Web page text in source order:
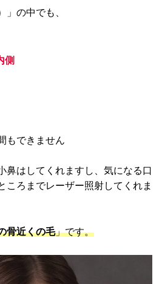
」の中でも、
側
もできません
鼻はしてくれますし、気になる口
ころまでレーザー照射してくれま
骨近くの毛」です。